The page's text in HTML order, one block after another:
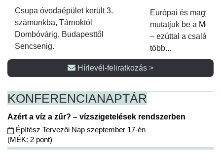
Csupa óvodaépület került 3.
számunkba, Tárnoktól
Dombóvárig, Budapesttől
Sencsenig.
Európai és magyar
mutatjuk be a
– ezúttal a családi
több...
Hírlevél-feliratkozás >
KONFERENCIANAPTÁR
Azért a víz a zűr? – vízszigetelések rendszerben
Építész Tervezői Nap szeptember 17-én
(MÉK: 2 pont)